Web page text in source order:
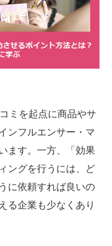
ミを起点に商品やサ
ンフルエンサー・マ
ます。一方、「効果
ングを行うには、ど
に依頼すれば良いの
る企業も少なくあり